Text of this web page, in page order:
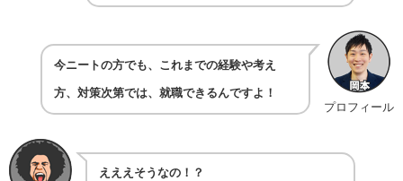
プロフィール
今ニートの方でも、これまでの経験や考え
方、対策次第では、就職できるんですよ！
えええそうなの！？